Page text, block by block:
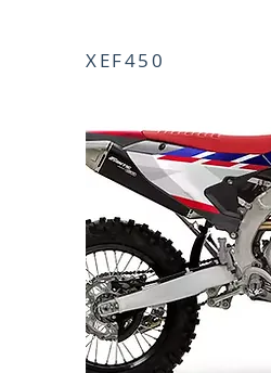
XEF450